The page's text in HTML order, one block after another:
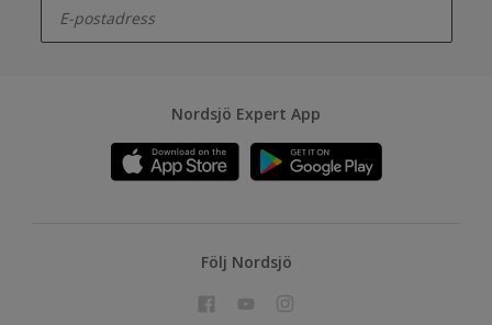
Nordsjö Expert App
Följ Nordsjö